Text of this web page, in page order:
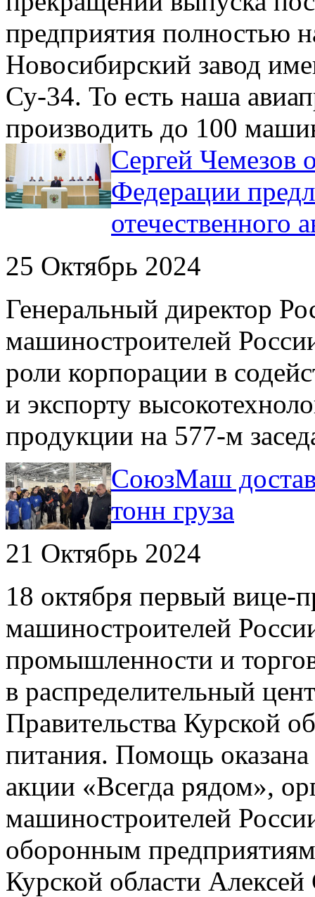
предприятия полностью
Новосибирский завод
Су-34. То есть наша
производить до 100
Сергей Чемезов
Федерации
отечественного
25 Октябрь 2024
Генеральный директор
машиностроителей
роли корпорации в
и экспорту
продукции на 577-м
СоюзМаш
тонн груза
21 Октябрь 2024
18 октября первый вице-
машиностроителей
промышленности и
в распределительный
Правительства Курской
питания. Помощь оказана
акции «Всегда рядом»,
машиностроителей
оборонным
Курской области